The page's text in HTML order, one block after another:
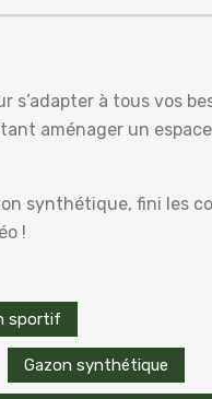
à tous vos
aménager un
synthétique, fini les
!
sportif
Gazon synthétique